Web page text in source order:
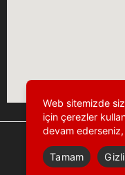
Web sitemizde
için çerezler
devam
Tamam